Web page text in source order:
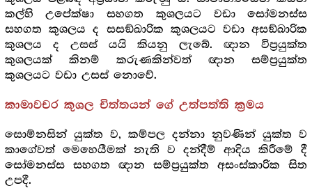
කල්හි උපේක්ෂා සහගත කුශලයට වඩා සෝමනස්ස
සහගත කුශලය ද සසඞ්ඛාරික කුශලයට වඩා අසඞ්ඛාරික
කුශලය ද උසස් යයි කියනු ලැබේ. ඥාන විප්‍ර‍යුක්ත
කුශලයක් කිනම් කරුණකින්වත් ඥාන සම්ප්‍ර‍යුක්ත
කුශලයට වඩා උසස් නොවේ.
කාමාවචර කුශල චිත්තයන් ගේ උත්පත්ති ක්‍ර‍මය
සොම්නසින් යුක්ත ව, කම්පල දන්නා නුවණින් යුක්ත ව
කාගේවත් මෙහෙයීමක් නැති ව දන්දීම් ආදිය කිරීමේ දී
සෝමනස්ස සහගත ඥාන සම්ප්‍ර‍යුක්ත අසංස්කාරික සිත
උපදී.